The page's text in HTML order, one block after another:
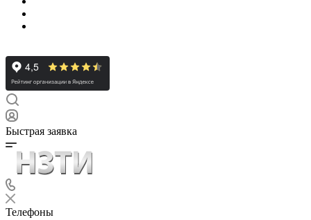
Быстрая заявка
Телефоны